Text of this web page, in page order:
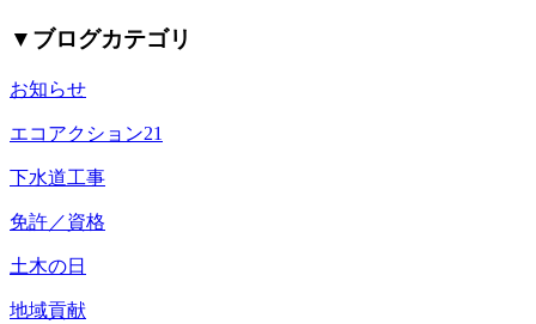
▼ ブログカテゴリ
お知らせ
エコアクション21
下水道工事
免許／資格
土木の日
地域貢献